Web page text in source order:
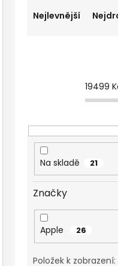
a
u
Nejlevnější
19499
Na skladě 21
Značky
Apple 26
Položek k zobrazení: